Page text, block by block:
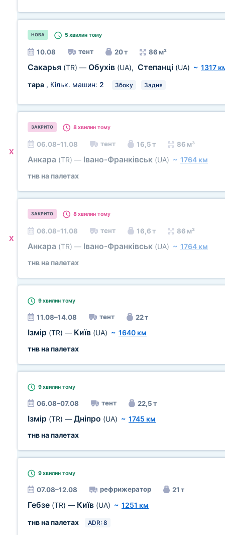
НОВА 5 хвилин тому
10.08 тент 20 т 86 м³
Сакарья (TR) — Обухів (UA), Степанці (UA) ~ 1317
тара , Кільк. машин: 2 Збоку Задня
X
ЗАКРИТО 8 хвилин тому
06.08–11.08 тент 16,5 т 86 м³
Анкара (TR) — Івано-Франківськ (UA) ~ 1764 км
тнв на палетах
X
ЗАКРИТО 8 хвилин тому
06.08–11.08 тент 16,6 т 86 м³
Анкара (TR) — Івано-Франківськ (UA) ~ 1764 км
тнв на палетах
9 хвилин тому
11.08–14.08 тент 22 т
Ізмір (TR) — Київ (UA) ~ 1640 км
тнв на палетах
9 хвилин тому
06.08–07.08 тент 22,5 т
Ізмір (TR) — Дніпро (UA) ~ 1745 км
тнв на палетах
9 хвилин тому
07.08–12.08 рефрижератор 21 т
Гебзе (TR) — Київ (UA) ~ 1251 км
тнв на палетах
ADR: 8